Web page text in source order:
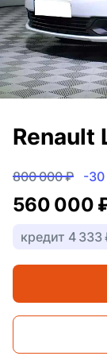
Renault
800 000 ₽ -30
560 000
кредит 4 333